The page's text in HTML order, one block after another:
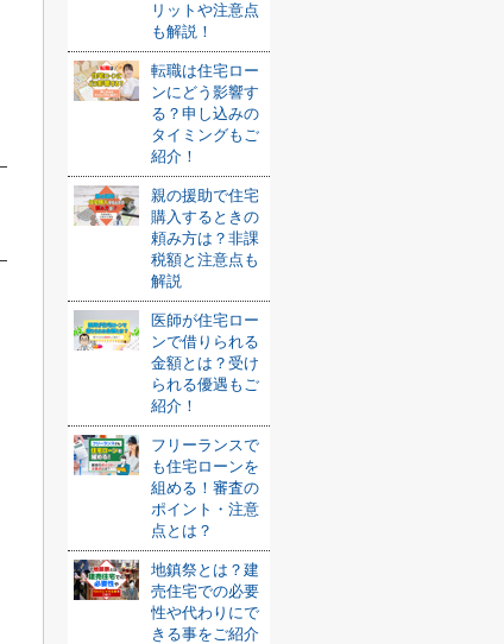
リットや注意点
も解説！
転職は住宅ロー
ンにどう影響す
る？申し込みの
タイミングもご
紹介！
親の援助で住宅
購入するときの
頼み方は？非課
税額と注意点も
解説
医師が住宅ロー
ンで借りられる
金額とは？受け
られる優遇もご
紹介！
フリーランスで
も住宅ローンを
組める！審査の
ポイント・注意
点とは？
地鎮祭とは？建
売住宅での必要
性や代わりにで
きる事をご紹介